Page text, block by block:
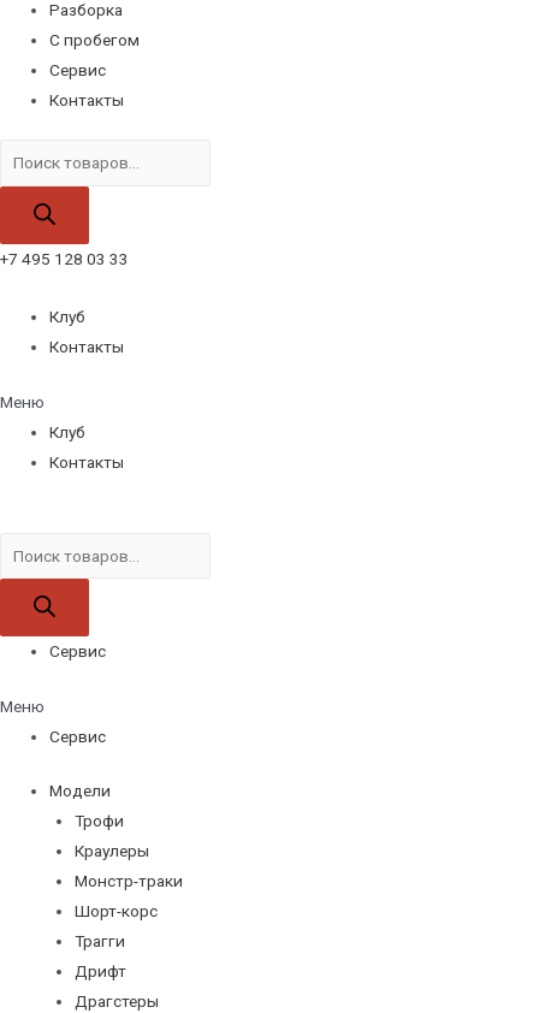
Разборка
С пробегом
Сервис
Контакты
товаров
+7 495 128 03 33
Клуб
Контакты
Меню
Клуб
Контакты
товаров
Сервис
Меню
Сервис
Модели
Трофи
Краулеры
Монстр-траки
Шорт-корс
Трагги
Дрифт
Драгстеры